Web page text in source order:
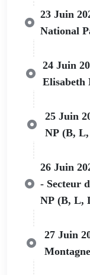
23 Juin
National
24 Juin
Elisabeth
25 Juin
NP (B,
26 Juin
- Secteur
NP (B, L,
27 Juin